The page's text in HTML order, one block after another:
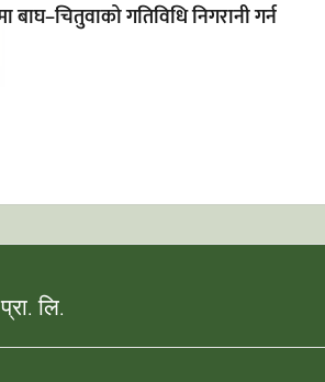
बाघ–चितुवाको गतिविधि निगरानी गर्न
लि.